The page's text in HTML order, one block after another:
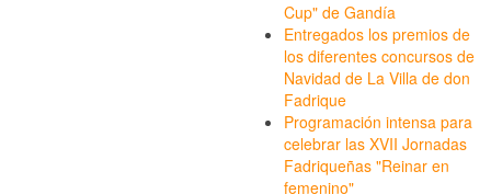
Cup" de Gandía
Entregados los premios de
los diferentes concursos de
Navidad de La Villa de don
Fadrique
Programación intensa para
celebrar las XVII Jornadas
Fadriqueñas "Reinar en
femenino"